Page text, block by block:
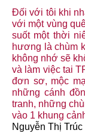
Đối với tôi khi
với một vùng
suốt một thời
hương là chùm
không nhớ sẽ
và làm việc tai
đơn sơ, mộc
những cánh
tranh, những
vào 1 khung
Nguyễn Thị Trúc